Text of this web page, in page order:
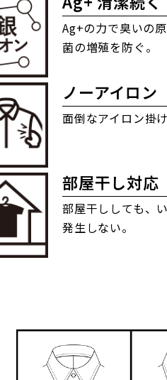
Ag+の力で臭いの
菌の増殖を防ぐ。
ノーアイロン
面倒なアイロン掛
部屋干し対応
部屋干ししても、
発生しない。